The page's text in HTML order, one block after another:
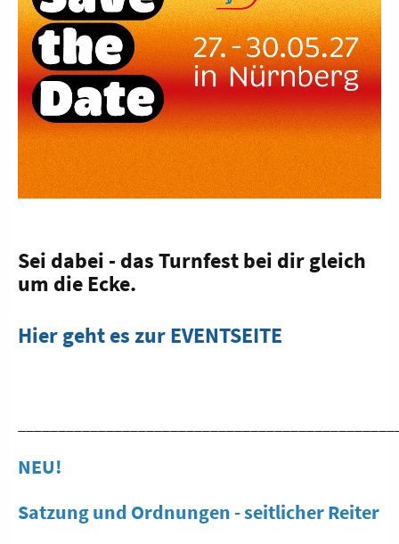
Sei dabei - das Turnfest bei dir gleich
um die Ecke.
Hier geht es zur EVENTSEITE
NEU!
Satzung und Ordnungen - seitlicher Reiter